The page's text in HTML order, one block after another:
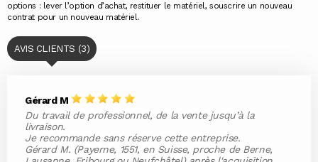
options : lever l’option d’achat, restituer le matériel, souscrire un nouveau
contrat pour un nouveau matériel.
AVIS CLIENTS (3)
Gérard M
Du travail de professionnel, de la vente jusqu’à la
livraison.
Je recommande sans réserve cette entreprise.
Gérard M. (Payerne, 1551, en Suisse, proche de Berne,